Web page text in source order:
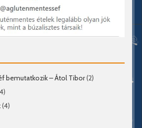
bemutatkozik – Átol Tibor(2)
(4)